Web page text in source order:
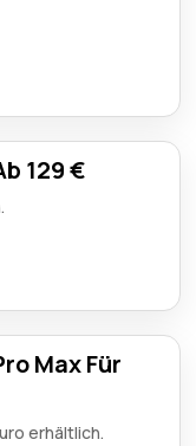
129 €
Max Für
erhältlich.